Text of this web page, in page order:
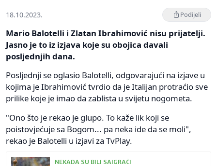
18.10.2023. Podijeli
Mario Balotelli i Zlatan Ibrahimović nisu prijatelji.
Jasno je to iz izjava koje su obojica davali
posljednjih dana.
Posljednji se oglasio Balotelli, odgovarajući na izjave u
kojima je Ibrahimović tvrdio da je Italijan protraćio sve
prilike koje je imao da zablista u svijetu nogometa.
"Ono što je rekao je glupo. To kaže lik koji se
poistovjećuje sa Bogom... pa neka ide da se moli",
rekao je Balotelli u izjavi za TvPlay.
NEKADA SU BILI SAIGRAČI